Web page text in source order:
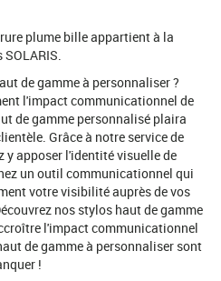
plume bille appartient à la
de gamme à personnaliser ?
l'impact communicationnel de
de gamme personnalisé plaira
Grâce à notre service de
y apposer l'identité visuelle de
un outil communicationnel qui
votre visibilité auprès de vos
nos stylos haut de gamme
l'impact communicationnel
de gamme à personnaliser sont
!